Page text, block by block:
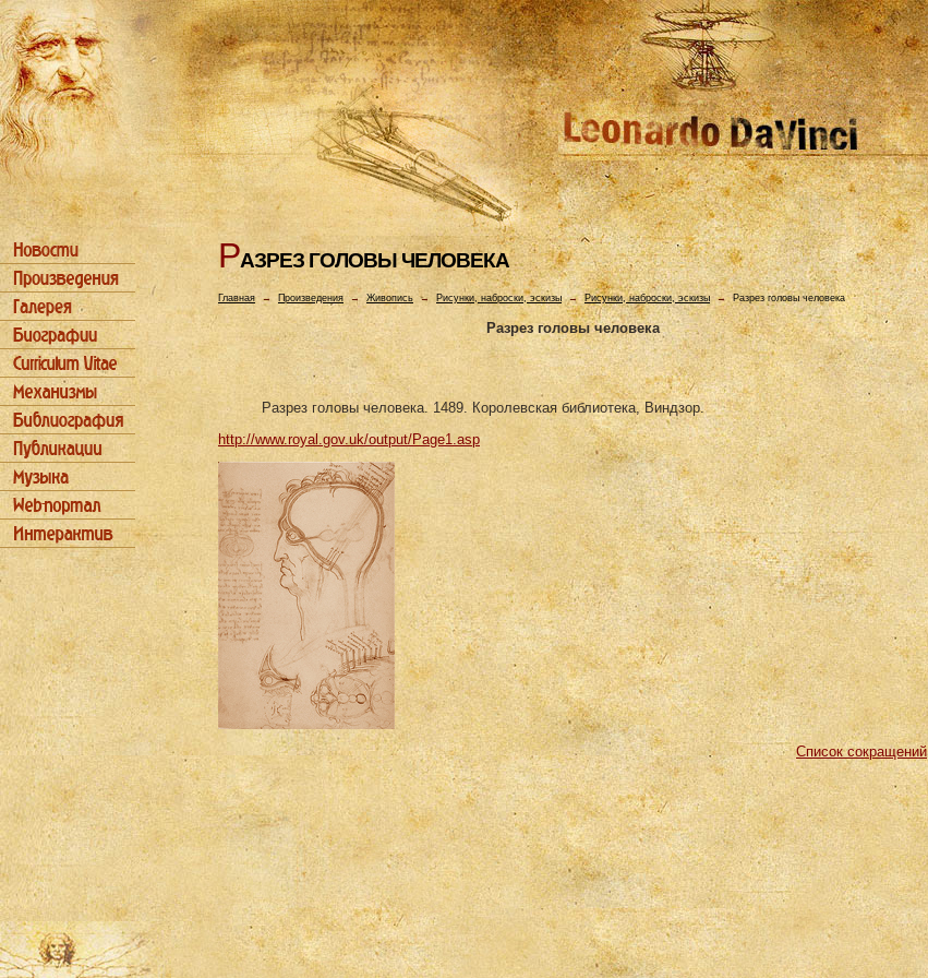
РАЗРЕЗ ГОЛОВЫ ЧЕЛОВЕКА
Главная→ Произведения → Живопись → Рисунки, наброски, эскизы →Рисунки, наброски, эскизы→Разрез головы человека
Разрез головы человека
Разрез головы человека. 1489. Королевская библиотека, Виндзор.
http://www.royal.gov.uk/output/Page1.asp
Список сокращений